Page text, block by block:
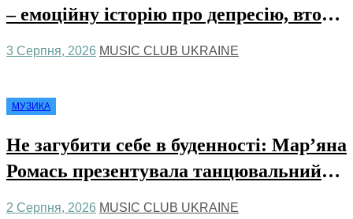
– емоційну історію про депресію, втому
та пошук виходу
3 Серпня, 2026 MUSIC CLUB UKRAINE
МУЗИКА
Не загубити себе в буденності: Мар’яна
Ромась презентувала танцювальний
2 Серпня, 2026 MUSIC CLUB UKRAINE